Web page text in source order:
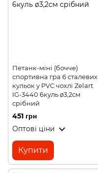
Петанк-міні (бочче)
спортивна гра 6 сталевих
кульок у PVC чохлі Zelart
IG-3440 6куль ø3,2см
срібний
451 грн
Оптові ціни
Купити